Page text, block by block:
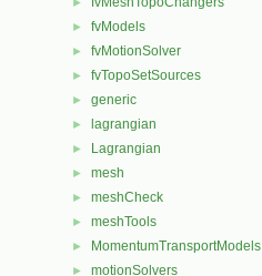
► fvModels
► fvMotionSolver
► fvTopoSetSources
► generic
► lagrangian
► Lagrangian
► mesh
► meshCheck
► meshTools
► MomentumTransportModels
► motionSolvers